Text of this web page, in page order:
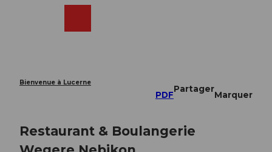
Bienvenue à Lucerne
PDF
Partager
Marquer
Restaurant & Boulangerie